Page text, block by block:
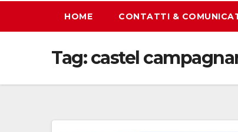
HOME CONTATTI &
Tag:castel